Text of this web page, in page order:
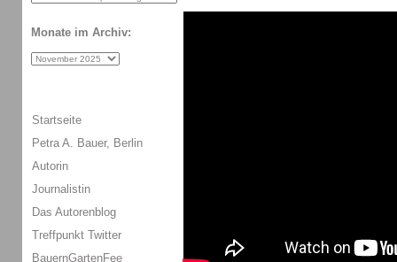
Monate im Archiv:
Startseite
Petra A. Bauer, Berlin
Autorin
Journalistin
Das Autorenblog
Treffpunkt Twitter
BauernGartenFee